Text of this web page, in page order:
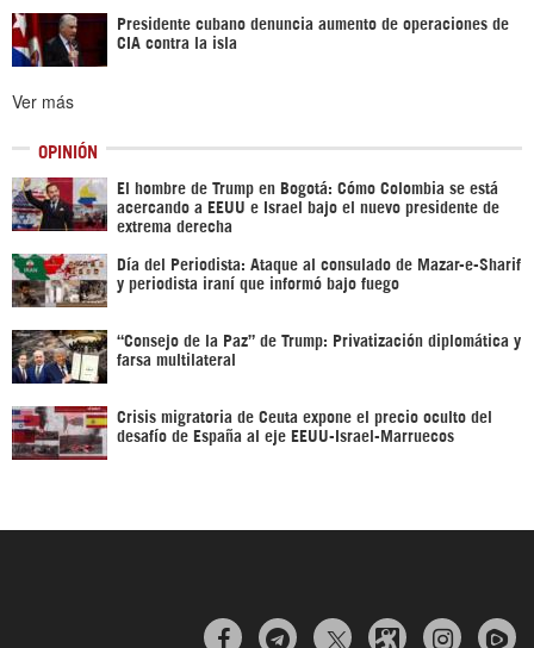
Presidente cubano denuncia aumento de operaciones de
CIA contra la isla
Ver más
OPINIÓN
El hombre de Trump en Bogotá: Cómo Colombia se está
acercando a EEUU e Israel bajo el nuevo presidente de
extrema derecha
Día del Periodista: Ataque al consulado de Mazar-e-Sharif
y periodista iraní que informó bajo fuego
“Consejo de la Paz” de Trump: Privatización diplomática y
farsa multilateral
Crisis migratoria de Ceuta expone el precio oculto del
desafío de España al eje EEUU-Israel-Marruecos
  